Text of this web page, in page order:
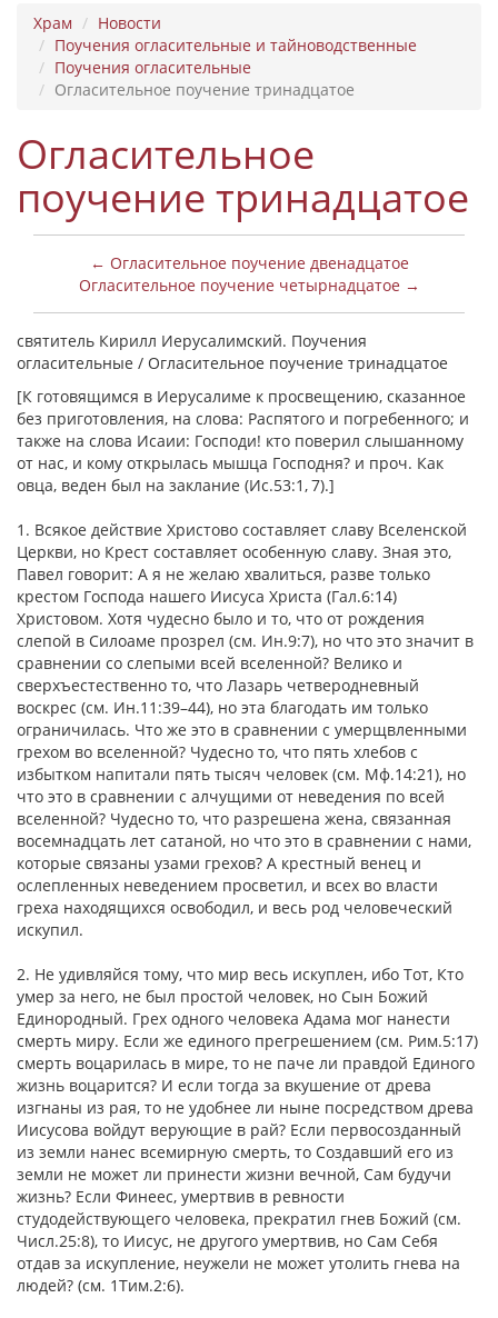
Храм
Новости
Поучения огласительные и тайноводственные
Поучения огласительные
Огласительное поучение тринадцатое
Огласительное
поучение тринадцатое
← Огласительное поучение двенадцатое
Огласительное поучение четырнадцатое →
святитель Кирилл Иерусалимский. Поучения
огласительные / Огласительное поучение тринадцатое
[К готовящимся в Иерусалиме к просвещению, сказанное
без приготовления, на слова: Распятого и погребенного; и
также на слова Исаии: Господи! кто поверил слышанному
от нас, и кому открылась мышца Господня? и проч. Как
овца, веден был на заклание (Ис.53:1, 7).]
1. Всякое действие Христово составляет славу Вселенской
Церкви, но Крест составляет особенную славу. Зная это,
Павел говорит: А я не желаю хвалиться, разве только
крестом Господа нашего Иисуса Христа (Гал.6:14)
Христовом. Хотя чудесно было и то, что от рождения
слепой в Силоаме прозрел (см. Ин.9:7), но что это значит в
сравнении со слепыми всей вселенной? Велико и
сверхъестественно то, что Лазарь четверодневный
воскрес (см. Ин.11:39–44), но эта благодать им только
ограничилась. Что же это в сравнении с умерщвленными
грехом во вселенной? Чудесно то, что пять хлебов с
избытком напитали пять тысяч человек (см. Мф.14:21), но
что это в сравнении с алчущими от неведения по всей
вселенной? Чудесно то, что разрешена жена, связанная
восемнадцать лет сатаной, но что это в сравнении с нами,
которые связаны узами грехов? А крестный венец и
ослепленных неведением просветил, и всех во власти
греха находящихся освободил, и весь род человеческий
искупил.
2. Не удивляйся тому, что мир весь искуплен, ибо Тот, Кто
умер за него, не был простой человек, но Сын Божий
Единородный. Грех одного человека Адама мог нанести
смерть миру. Если же единого прегрешением (см. Рим.5:17)
смерть воцарилась в мире, то не паче ли правдой Единого
жизнь воцарится? И если тогда за вкушение от древа
изгнаны из рая, то не удобнее ли ныне посредством древа
Иисусова войдут верующие в рай? Если первосозданный
из земли нанес всемирную смерть, то Создавший его из
земли не может ли принести жизни вечной, Сам будучи
жизнь? Если Финеес, умертвив в ревности
студодействующего человека, прекратил гнев Божий (см.
Числ.25:8), то Иисус, не другого умертвив, но Сам Себя
отдав за искупление, неужели не может утолить гнева на
людей? (см. 1Тим.2:6).